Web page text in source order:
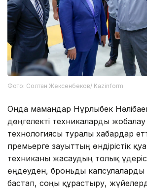
Фото: Солтан Жексенбеков/ Kazinform
Онда мамандар Нұрлыбек
дөңгелекті техникаларды
технологиясы туралы хабардар
премьерге зауыттың өндірістік
техниканы жасаудың толық
өңдеуден, броньды
бастап, соңғы құрастыру,